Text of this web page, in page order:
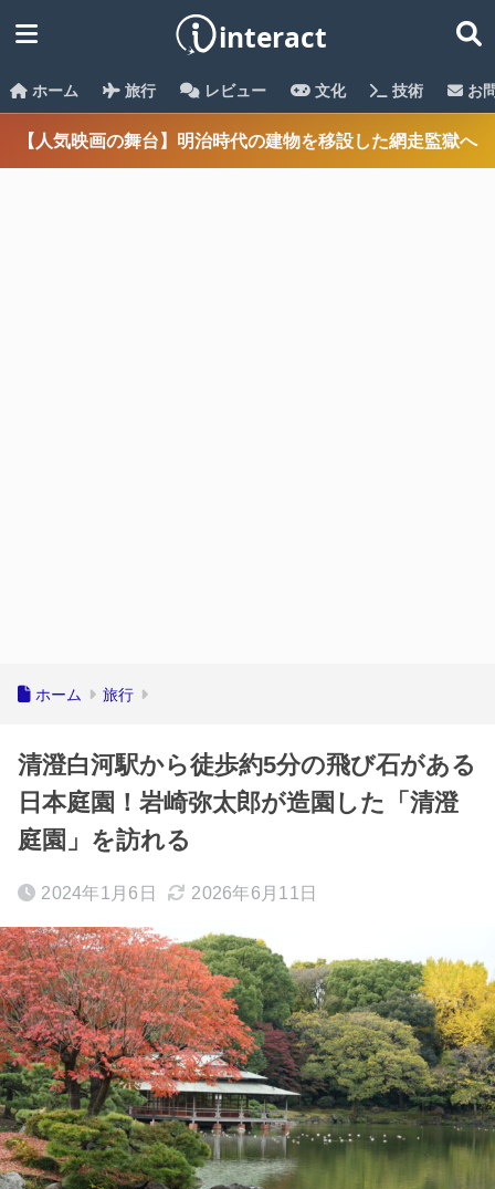
ホーム 旅行 レビュー 文化 技術 お
【人気映画の舞台】明治時代の建物を移設した網走監獄へ
ホーム 旅行
清澄白河駅から徒歩約5分の飛び石がある
日本庭園！岩崎弥太郎が造園した「清澄
庭園」を訪れる
2024年1月6日 2026年6月11日